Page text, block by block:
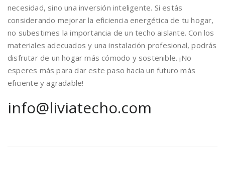
necesidad, sino una inversión inteligente. Si estás
considerando mejorar la eficiencia energética de tu hogar,
no subestimes la importancia de un techo aislante. Con los
materiales adecuados y una instalación profesional, podrás
disfrutar de un hogar más cómodo y sostenible. ¡No
esperes más para dar este paso hacia un futuro más
eficiente y agradable!
info@liviatecho.com